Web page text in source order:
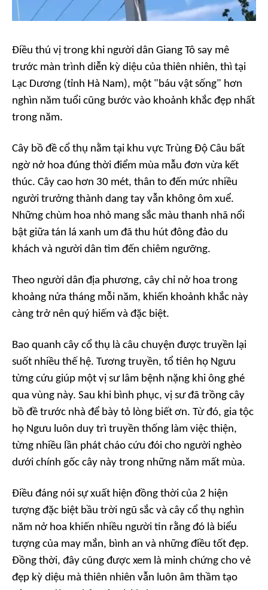
Điều thú vị trong khi người dân Giang Tô say mê
trước màn trình diễn kỳ diệu của thiên nhiên, thì tại
Lạc Dương (tỉnh Hà Nam), một "báu vật sống" hơn
nghìn năm tuổi cũng bước vào khoảnh khắc đẹp nhất
trong năm.
Cây bồ đề cổ thụ nằm tại khu vực Trùng Độ Câu bất
ngờ nở hoa đúng thời điểm mùa mẫu đơn vừa kết
thúc. Cây cao hơn 30 mét, thân to đến mức nhiều
người trưởng thành dang tay vẫn không ôm xuể.
Những chùm hoa nhỏ mang sắc màu thanh nhã nổi
bật giữa tán lá xanh um đã thu hút đông đảo du
khách và người dân tìm đến chiêm ngưỡng.
Theo người dân địa phương, cây chỉ nở hoa trong
khoảng nửa tháng mỗi năm, khiến khoảnh khắc này
càng trở nên quý hiếm và đặc biệt.
Bao quanh cây cổ thụ là câu chuyện được truyền lại
suốt nhiều thế hệ. Tương truyền, tổ tiên họ Ngưu
từng cứu giúp một vị sư lâm bệnh nặng khi ông ghé
qua vùng này. Sau khi bình phục, vị sư đã trồng cây
bồ đề trước nhà để bày tỏ lòng biết ơn. Từ đó, gia tộc
họ Ngưu luôn duy trì truyền thống làm việc thiện,
từng nhiều lần phát cháo cứu đói cho người nghèo
dưới chính gốc cây này trong những năm mất mùa.
Điều đáng nói sự xuất hiện đồng thời của 2 hiện
tượng đặc biệt bầu trời ngũ sắc và cây cổ thụ nghìn
năm nở hoa khiến nhiều người tin rằng đó là biểu
tượng của may mắn, bình an và những điều tốt đẹp.
Đồng thời, đây cũng được xem là minh chứng cho vẻ
đẹp kỳ diệu mà thiên nhiên vẫn luôn âm thầm tạo